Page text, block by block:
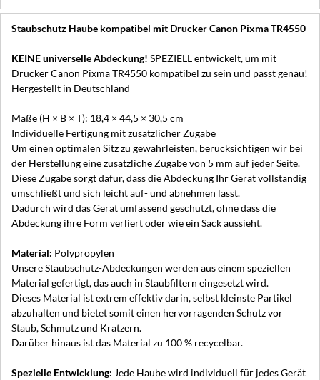
Staubschutz Haube kompatibel mit Drucker Canon Pixma TR4550
KEINE universelle Abdeckung! SPEZIELL entwickelt, um mit
Drucker Canon Pixma TR4550 kompatibel zu sein und passt genau!
Hergestellt in Deutschland
Maße (H × B × T): 18,4 × 44,5 × 30,5 cm
Individuelle Fertigung mit zusätzlicher Zugabe
Um einen optimalen Sitz zu gewährleisten, berücksichtigen wir bei
der Herstellung eine zusätzliche Zugabe von 5 mm auf jeder Seite.
Diese Zugabe sorgt dafür, dass die Abdeckung Ihr Gerät vollständig
umschließt und sich leicht auf- und abnehmen lässt.
Dadurch wird das Gerät umfassend geschützt, ohne dass die
Abdeckung ihre Form verliert oder wie ein Sack aussieht.
Material: Polypropylen
Unsere Staubschutz-Abdeckungen werden aus einem speziellen
Material gefertigt, das auch in Staubfiltern eingesetzt wird.
Dieses Material ist extrem effektiv darin, selbst kleinste Partikel
abzuhalten und bietet somit einen hervorragenden Schutz vor
Staub, Schmutz und Kratzern.
Darüber hinaus ist das Material zu 100 % recycelbar.
Spezielle Entwicklung: Jede Haube wird individuell für jedes Gerät